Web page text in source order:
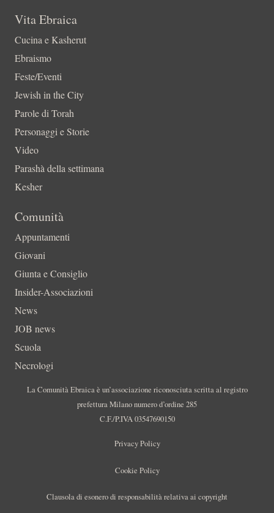
Vita Ebraica
Cucina e Kasherut
Ebraismo
Feste/Eventi
Jewish in the City
Parole di Torah
Personaggi e Storie
Video
Parashà della settimana
Kesher
Comunità
Appuntamenti
Giovani
Giunta e Consiglio
Insider-Associazioni
News
JOB news
Scuola
Necrologi
La Comunità Ebraica è un’associazione riconosciuta scritta al registro
prefettura Milano numero d’ordine 285
C.F./P.IVA 03547690150
Privacy Policy
Cookie Policy
Clausola di esonero di responsabilità relativa ai copyright